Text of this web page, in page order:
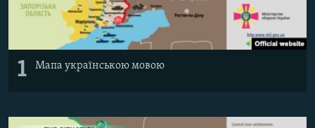
ДОЛУЧАЙСЯ!
1 Мапа українською мовою